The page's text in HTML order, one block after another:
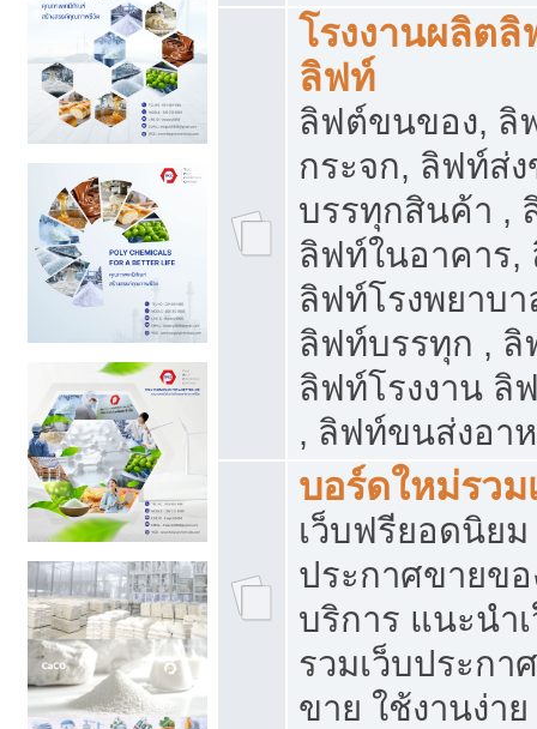
โรงงานผลิต
ลิฟท์
ลิฟต์ขนของ, ลิ
กระจก, ลิฟท์ส่
บรรทุกสินค้า ,
ลิฟท์ในอาคาร,
ลิฟท์โรงพยาบ
ลิฟท์บรรทุก ,
ลิฟท์โรงงาน ลิ
, ลิฟท์ขนส่งอา
บอร์ดใหม่รว
เว็บฟรียอดนิย
ประกาศขายข
บริการ แนะนำ
รวมเว็บประกา
ขาย ใช้งานง่าย